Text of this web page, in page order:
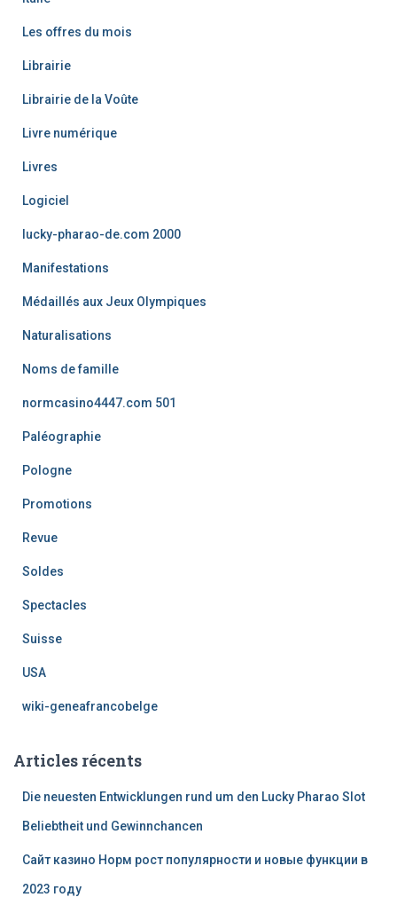
Les offres du mois
Librairie
Librairie de la Voûte
Livre numérique
Livres
Logiciel
lucky-pharao-de.com 2000
Manifestations
Médaillés aux Jeux Olympiques
Naturalisations
Noms de famille
normcasino4447.com 501
Paléographie
Pologne
Promotions
Revue
Soldes
Spectacles
Suisse
USA
wiki-geneafrancobelge
Articles récents
Die neuesten Entwicklungen rund um den Lucky Pharao Slot
Beliebtheit und Gewinnchancen
Сайт казино Норм рост популярности и новые функции в
2023 году